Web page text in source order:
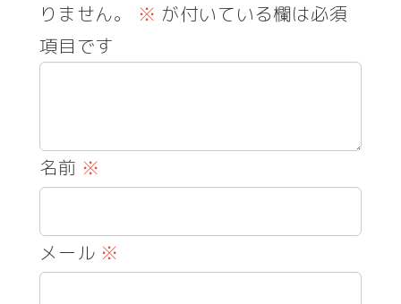
りません。
※ が付いている欄は必須
項目です
名前 ※
メール ※